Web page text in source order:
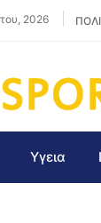
2026
Υγεια